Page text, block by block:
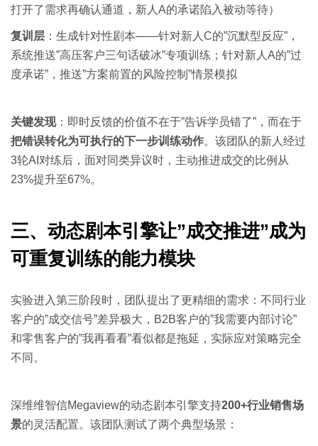
打开了需求再确认通道，新人A的承诺陷入被动等待）
复训层 ：生成针对性剧本——针对新人C的”沉默型反应”，
系统推送”高压客户三句话破冰”专项训练；针对新人A的”过
度承诺”，推送”方案前置的风险控制”情景模拟
关键发现：即时反馈的价值不在于”告诉学员错了”，而在于
把错误转化为可执行的下一步训练动作。该团队的新人经过
3轮AI对练后，面对同类异议时，主动推进成交的比例从
23%提升至67%。
三、动态剧本引擎让”成交推进”成为
可重复训练的能力模块
实验进入第三阶段时，团队提出了更精细的需求：不同行业
客户的”成交信号”差异极大，B2B客户的”我需要内部讨论”
和零售客户的”我再看看”看似都是拖延，实际应对策略完全
不同。
深维维智信Megaview的动态剧本引擎支持200+行业销售场
景的灵活配置。该团队测试了两个典型场景：